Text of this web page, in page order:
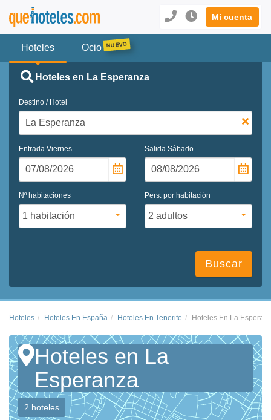
Mi cuenta
Hoteles Ocio
Hoteles en La Esperanza
Destino / Hotel
Entrada Viernes Salida Sábado
Nº habitaciones Pers. por habitación
Buscar
Hoteles Hoteles En España Hoteles En Tenerife Hoteles En La
Hoteles en La
Esperanza
2 hoteles